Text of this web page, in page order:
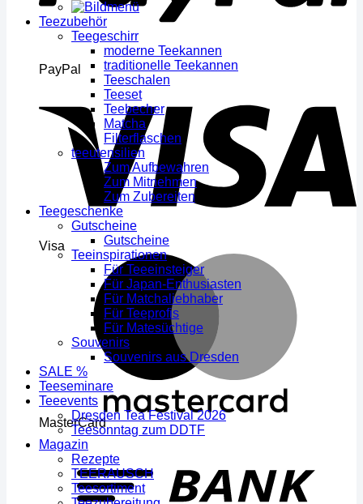
PayPal
Visa
MasterCard
Teezubehör
Teegeschirr
moderne Teekannen
traditionelle Teekannen
Teeschalen
Teeset
Teebecher
Matcha
Filterflaschen
teeutensilien
Zum Aufbewahren
Zum Mitnehmen
Zum Zubereiten
Teegeschenke
Gutscheine
Gutscheine
Teeinspirationen
Für Teeeinsteiger
Für Japan-Enthusiasten
Für Matchaliebhaber
Für Teeprofis
Für Matesüchtige
Souvenirs
Souvenirs aus Dresden
SALE %
Teeseminare
Teeevents
Dresden Tea Festival 2026
Teesonntag zum DDTF
Magazin
Rezepte
TEERAUSCH
Teesortiment